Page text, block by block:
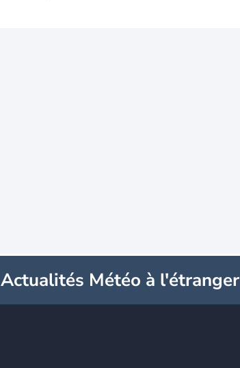
Actualités Météo à l'étranger